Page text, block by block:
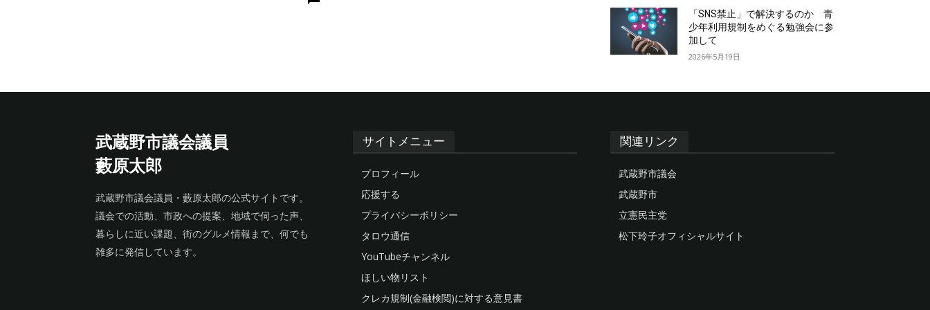
「SNS禁止」で解決するのか 青
少年利用規制をめぐる勉強会に参
加して
2026年5月19日
武蔵野市議会議員
藪原太郎
武蔵野市議会議員・藪原太郎の公式サイトです。
議会での活動、市政への提案、地域で伺った声、
暮らしに近い課題、街のグルメ情報まで、何でも
雑多に発信しています。
サイトメニュー
プロフィール
応援する
プライバシーポリシー
タロウ通信
YouTubeチャンネル
ほしい物リスト
クレカ規制(金融検閲)に対する意見書
関連リンク
武蔵野市議会
武蔵野市
立憲民主党
松下玲子オフィシャルサイト